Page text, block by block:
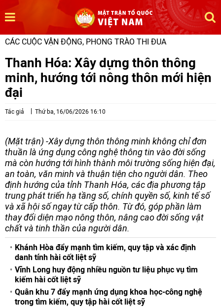
CÁC CUỘC VẬN ĐỘNG, PHONG TRÀO THI ĐUA
Thanh Hóa: Xây dựng thôn thông
minh, hướng tới nông thôn mới hiện
đại
Tác giả Thứ ba, 16/06/2026 16:10
(Mặt trận) -Xây dựng thôn thông minh không chỉ đơn
thuần là ứng dụng công nghệ thông tin vào đời sống
mà còn hướng tới hình thành môi trường sống hiện đại,
an toàn, văn minh và thuận tiện cho người dân. Theo
định hướng của tỉnh Thanh Hóa, các địa phương tập
trung phát triển hạ tầng số, chính quyền số, kinh tế số
và xã hội số ngay từ cấp thôn. Từ đó, góp phần làm
thay đổi diện mạo nông thôn, nâng cao đời sống vật
chất và tinh thần của người dân.
Khánh Hòa đẩy mạnh tìm kiếm, quy tập và xác định
danh tính hài cốt liệt sỹ
Vĩnh Long huy động nhiều nguồn tư liệu phục vụ tìm
kiếm hài cốt liệt sỹ
Quân khu 7 đẩy mạnh ứng dụng khoa học-công nghệ
trong tìm kiếm, quy tập hài cốt liệt sỹ